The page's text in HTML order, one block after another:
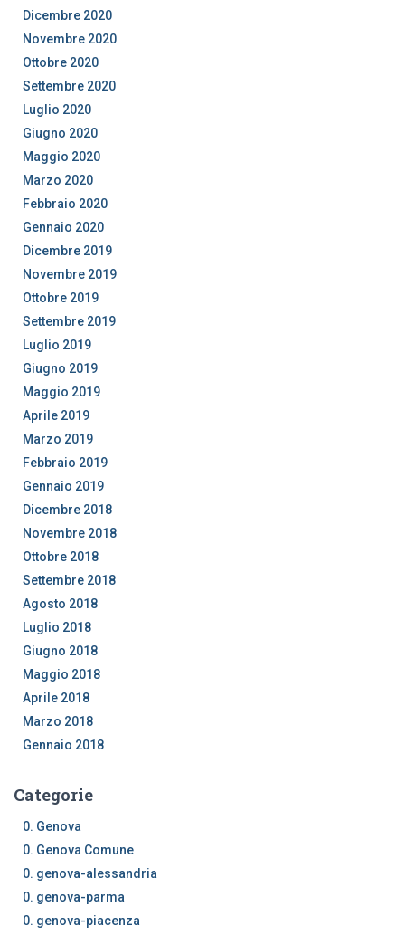
Dicembre 2020
Novembre 2020
Ottobre 2020
Settembre 2020
Luglio 2020
Giugno 2020
Maggio 2020
Marzo 2020
Febbraio 2020
Gennaio 2020
Dicembre 2019
Novembre 2019
Ottobre 2019
Settembre 2019
Luglio 2019
Giugno 2019
Maggio 2019
Aprile 2019
Marzo 2019
Febbraio 2019
Gennaio 2019
Dicembre 2018
Novembre 2018
Ottobre 2018
Settembre 2018
Agosto 2018
Luglio 2018
Giugno 2018
Maggio 2018
Aprile 2018
Marzo 2018
Gennaio 2018
Categorie
0. Genova
0. Genova Comune
0. genova-alessandria
0. genova-parma
0. genova-piacenza